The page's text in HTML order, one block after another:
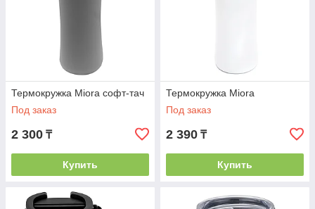
Термокружка Miora софт-тач
Под заказ
2 300 ₸
Купить
Термокружка Miora
Под заказ
2 390 ₸
Купить